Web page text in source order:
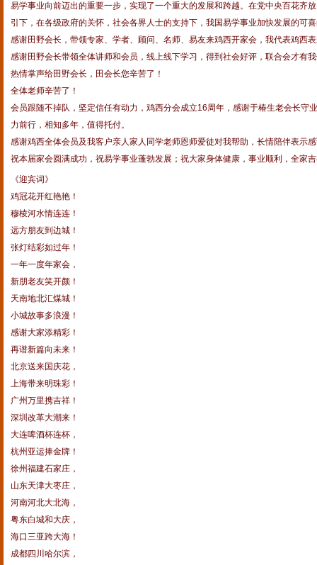
易学事业向前迈出的重要一步，实现了一个重大的发展和跨越。在党中央百花齐
引下，在各级政府的关怀，社会各界人士的支持下，我国易学事业加快发展的可
感谢田野会长，带领专家、学者、顾问、名师、易友来鸡西开家会，我代表鸡西
感谢田野会长带领全体讲师和会员，线上线下学习，得到社会好评，联合会才有
热情掌声给田野会长，田会长您辛苦了！
全体老师辛苦了！
会员跟随不掉队，坚定信任有动力，鸡西分会成立16周年，感谢于椿生老会长守
力前行，相知多年，值得托付。
感谢鸡西全体会员及我客户亲人家人同学老师恩师爱徒对我帮助，长情陪伴表示
祝本届家会圆满成功，祝易学事业蓬勃发展；祝大家身体健康，事业顺利，全家
《迎宾词》
鸡冠花开红艳艳！
穆棱河水情连连！
远方朋友到边城！
张灯结彩如过年！
一年一度年家会，
新朋老友笑开颜！
天南地北汇煤城！
小城故事多浪漫！
感谢大家添精彩！
再谱新篇向未来！
北京送来国庆花，
上海带来明珠彩！
广州万里携吉祥！
深圳改革大潮来！
大连啤酒杯连杯，
杭州亚运捧金牌！
徐州福建石家庄，
山东天津大枣庄，
河南河北大北海，
粤东白城和大庆，
海口三亚跨大海！
成都四川哈尔滨，